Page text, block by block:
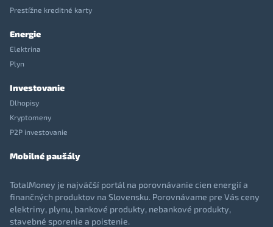
Prestížne kreditné karty
Energie
Elektrina
Plyn
Investovanie
Dlhopisy
Kryptomeny
P2P investovanie
Mobilné paušály
TotalMoney je najväčší portál na porovnávanie cien energií a
finančných produktov na Slovensku. Porovnávame pre Vás ceny
elektriny, plynu, bankové produkty, nebankové produkty,
stavebné sporenie a poistenie.